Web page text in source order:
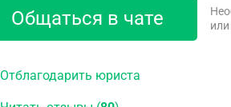
Общаться в чате
Отблагодарить юриста